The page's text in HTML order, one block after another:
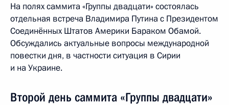
На полях саммита «Группы двадцати» состоялась
отдельная встреча Владимира Путина с Президентом
Соединённых Штатов Америки Бараком Обамой.
Обсуждались актуальные вопросы международной
повестки дня, в частности ситуация в Сирии
и на Украине.
Второй день саммита «Группы двадцати»